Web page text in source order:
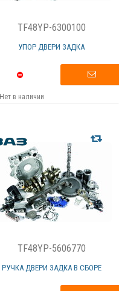
TF48YP-6300100
УПОР ДВЕРИ ЗАДКА
Нет в наличии
TF48YP-5606770
РУЧКА ДВЕРИ ЗАДКА В СБОРЕ